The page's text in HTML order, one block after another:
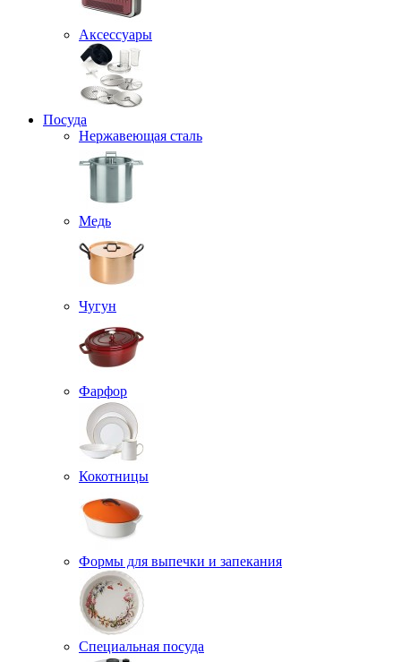
Аксессуары
Посуда
Нержавеющая сталь
Медь
Чугун
Фарфор
Кокотницы
Формы для выпечки и запекания
Специальная посуда